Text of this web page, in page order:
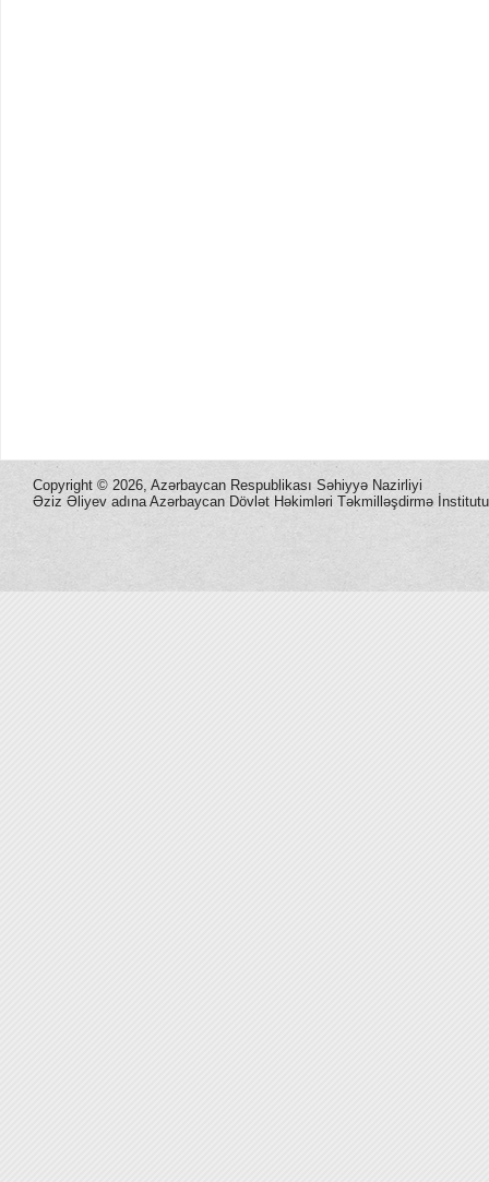
Copyright © 2026, Azərbaycan Respublikası Səhiyyə Nazirliyi
Əziz Əliyev adına Azərbaycan Dövlət Həkimləri Təkmilləşdirmə İnstitutu